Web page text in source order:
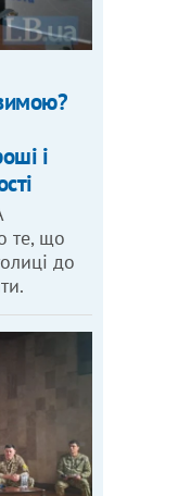
і
те, що
до